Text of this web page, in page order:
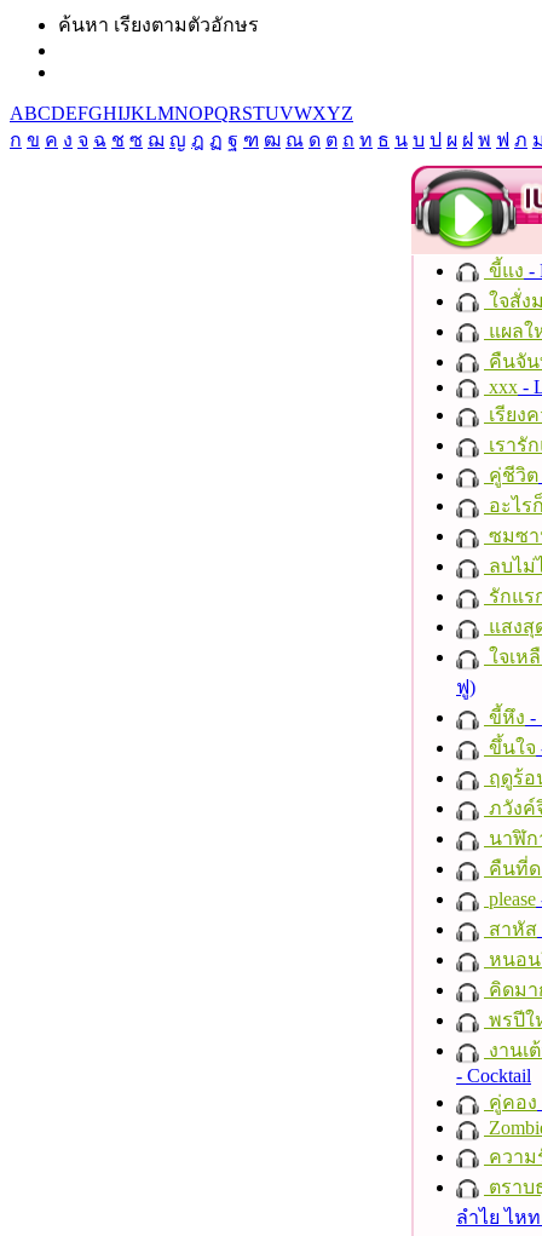
ค้นหา เรียงตามตัวอักษร
ABCDEFGHIJKLMNOPQRSTUVWXYZ
ก ข ค ง จ ฉ ช ซ ฌ ญ ฎ ฏ ฐ ฑ ฒ ณ ด ต ถ ท ธ น บ ป ผ ฝ พ ฟ ภ
ขี้แง -
ใจสั่ง
แผลใ
คืนจั
xxx -
เรียง
เรารั
คู่ชีวิต
อะไร
ซมซ
ลบไม่
รักแร
แสงสุ
ใจเห
ฟู)
ขี้หึง -
ขึ้นใจ
ฤดูร้อ
ภวังค์
นาฬิก
คืนที่ด
please
สาหัส
หนอน
คิดมา
พรปีใ
งานเ
- Cocktail
คู่คอง
ความ
ตราบ
ลำไย ไห